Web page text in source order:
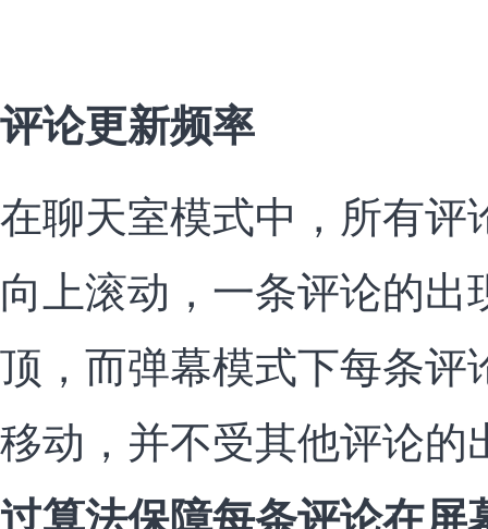
评论更新频率
在聊天室模式中，所有评
向上滚动，一条评论的
顶，而弹幕模式下每条评
移动，并不受其他评论的
过算法保障每条评论在屏